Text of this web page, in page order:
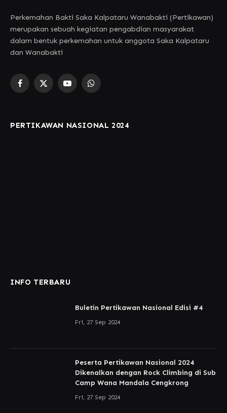
Perkemahan Bakti Saka Kalpataru Wanabakti (Pertikawan)
merupakan sebuah kegiatan pengabdian masyarakat
dalam bentuk perkemahan untuk anggota Saka Kalpataru
dan Wanabakti
Facebook
X
YouTubeWhatsApp
PERTIKAWAN NASIONAL 2024
INFO TERBARU
Buletin Pertikawan Nasional Edisi #4
Fri, 27 Sep 2024
Peserta Pertikawan Nasional 2024
Dikenalkan dengan Rock Climbing di Sub
Camp Wana Mandala Cengkrong
Fri, 27 Sep 2024